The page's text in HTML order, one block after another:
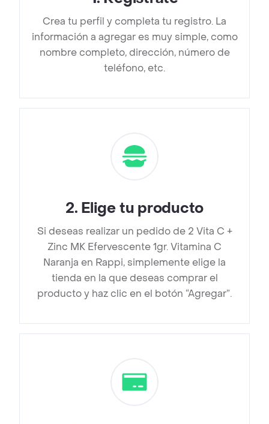
Crea tu perfil y completa tu registro. La
información a agregar es muy simple, como
nombre completo, dirección, número de
teléfono, etc.
2. Elige tu producto
Si deseas realizar un pedido de 2 Vita C +
Zinc MK Efervescente 1gr. Vitamina C
Naranja en Rappi, simplemente elige la
tienda en la que deseas comprar el
producto y haz clic en el botón “Agregar”.